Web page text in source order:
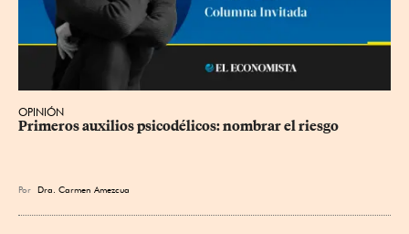
OPINIÓN
Primeros auxilios psicodélicos: nombrar el riesgo
Por Dra. Carmen Amezcua